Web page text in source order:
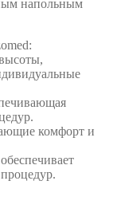
напольным
комфорт и